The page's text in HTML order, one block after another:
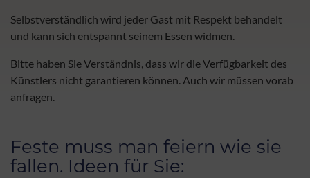
Selbstverständlich wird jeder Gast mit Respekt behandelt
und kann sich entspannt seinem Essen widmen.
Bitte haben Sie Verständnis, dass wir die Verfügbarkeit des
Künstlers nicht garantieren können. Auch wir müssen vorab
anfragen.
Feste muss man feiern wie sie
fallen. Ideen für Sie: